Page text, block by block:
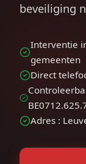
beveiliging
Interventie
gemeenten
Direct
Adres :